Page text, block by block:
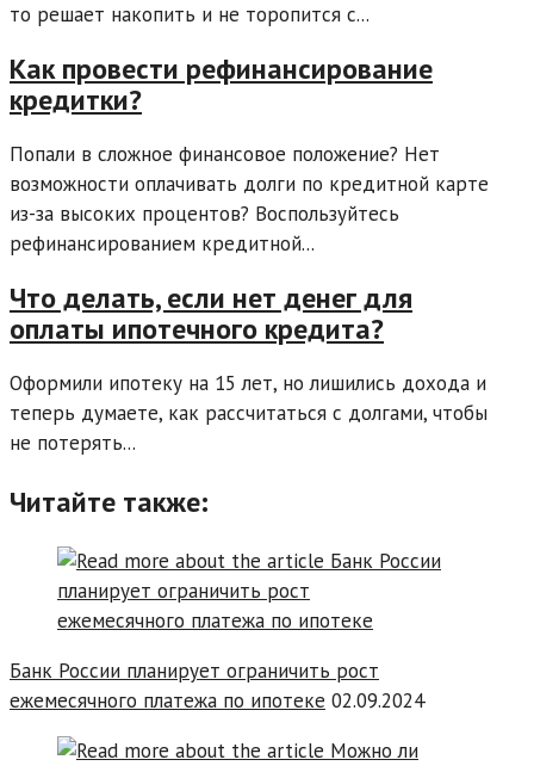
то решает накопить и не торопится с...
Как провести рефинансирование
кредитки?
Попали в сложное финансовое положение? Нет
возможности оплачивать долги по кредитной карте
из-за высоких процентов? Воспользуйтесь
рефинансированием кредитной...
Что делать, если нет денег для
оплаты ипотечного кредита?
Оформили ипотеку на 15 лет, но лишились дохода и
теперь думаете, как рассчитаться с долгами, чтобы
не потерять...
Читайте также:
Банк России планирует ограничить рост
ежемесячного платежа по ипотеке 02.09.2024